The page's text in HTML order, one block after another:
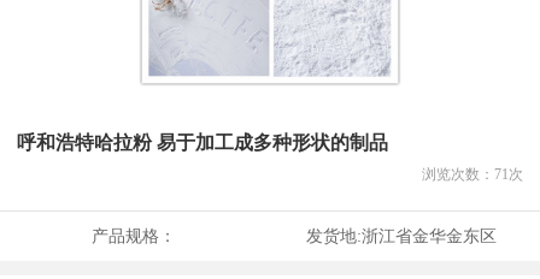
呼和浩特哈拉粉 易于加工成多种形状的制品
浏览次数： 71 次
产品规格： 发货地:浙江省金华金东区